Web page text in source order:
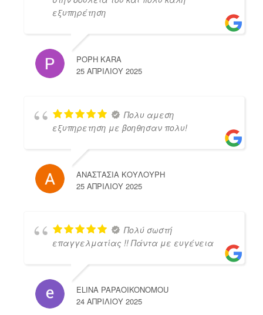
εξυπηρέτηση
POPH KARA
25 ΑΠΡΙΛΊΟΥ 2025
Πολυ αμεση
εξυπηρετηση με βοηθησαν πολυ!
ΑΝΑΣΤΑΣΙΑ ΚΟΥΛΟΥΡΗ
25 ΑΠΡΙΛΊΟΥ 2025
Πολύ σωστή
επαγγελματίας !! Πάντα με ευγένεια
ELINA PAPAOIKONOMOU
24 ΑΠΡΙΛΊΟΥ 2025